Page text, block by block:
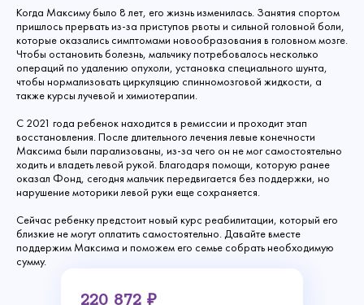
Когда Максиму было 8 лет, его жизнь изменилась. Занятия спортом
пришлось прервать из-за приступов рвоты и сильной головной боли,
которые оказались симптомами новообразования в головном мозге.
Чтобы остановить болезнь, мальчику потребовалось несколько
операций по удалению опухоли, установка специального шунта,
чтобы нормализовать циркуляцию спинномозговой жидкости, а
также курсы лучевой и химиотерапии.
С 2021 года ребенок находится в ремиссии и проходит этап
восстановления. После длительного лечения левые конечности
Максима были парализованы, из-за чего он не мог самостоятельно
ходить и владеть левой рукой. Благодаря помощи, которую ранее
оказал Фонд, сегодня мальчик передвигается без поддержки, но
нарушение моторики левой руки еще сохраняется.
Сейчас ребенку предстоит новый курс реабилитации, который его
близкие не могут оплатить самостоятельно. Давайте вместе
поддержим Максима и поможем его семье собрать необходимую
сумму.
220 872 ₽